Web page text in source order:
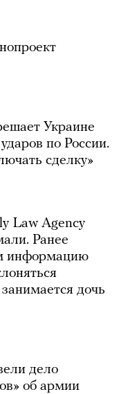
Украине
по России.
сделку»
Law Agency
Ранее
информацию
дочь
дело
об армии